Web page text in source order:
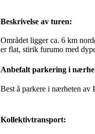
Beskrivelse av turen:
Området ligger ca. 6 km
er flat, stirik furumo med
Anbefalt parkering i
Best å parkere i nærheten av
Kollektivtransport: